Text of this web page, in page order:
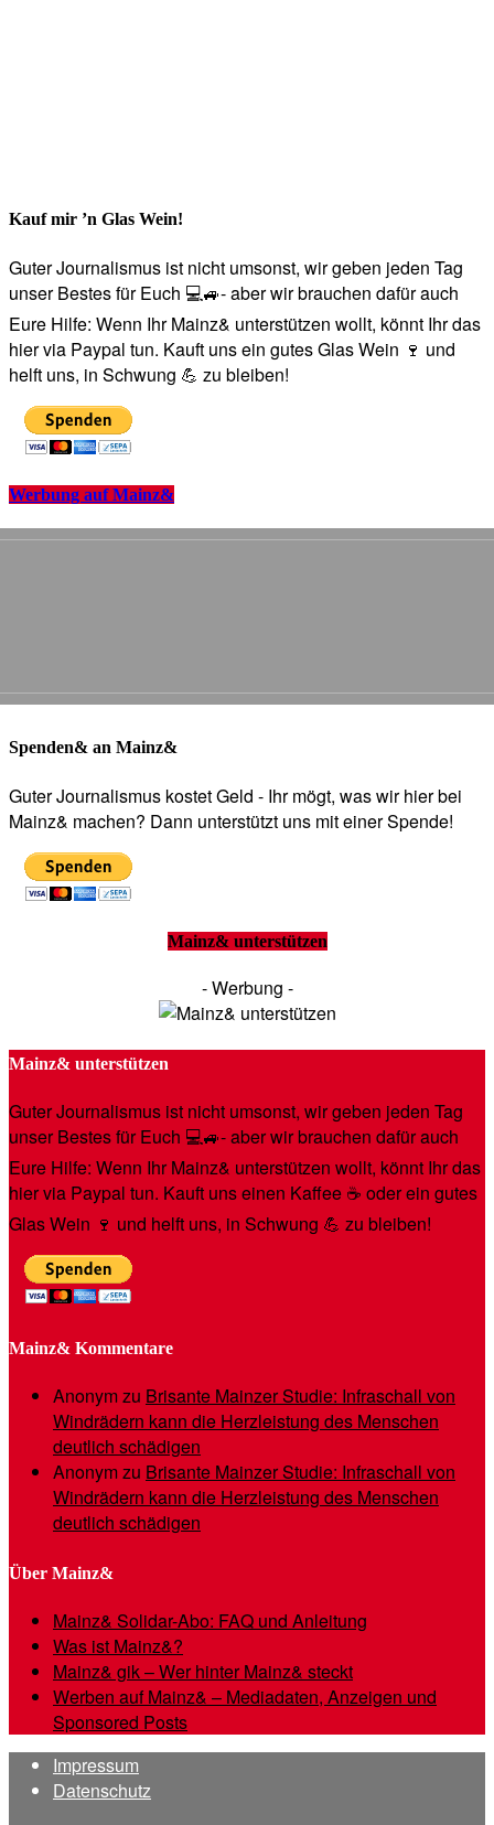
Kauf mir ’n Glas Wein!
Guter Journalismus ist nicht umsonst, wir geben jeden Tag
unser Bestes für Euch 💻🚙- aber wir brauchen dafür auch
Eure Hilfe: Wenn Ihr Mainz& unterstützen wollt, könnt Ihr das
hier via Paypal tun. Kauft uns ein gutes Glas Wein 🍷 und
helft uns, in Schwung 💪 zu bleiben!
Werbung auf Mainz&
Spenden& an Mainz&
Guter Journalismus kostet Geld - Ihr mögt, was wir hier bei
Mainz& machen? Dann unterstützt uns mit einer Spende!
Mainz& unterstützen
- Werbung -
Mainz& unterstützen
Guter Journalismus ist nicht umsonst, wir geben jeden Tag
unser Bestes für Euch 💻🚙- aber wir brauchen dafür auch
Eure Hilfe: Wenn Ihr Mainz& unterstützen wollt, könnt Ihr das
hier via Paypal tun. Kauft uns einen Kaffee ☕️ oder ein gutes
Glas Wein 🍷 und helft uns, in Schwung 💪 zu bleiben!
Mainz& Kommentare
Anonymzu Brisante Mainzer Studie: Infraschall von
Windrädern kann die Herzleistung des Menschen
deutlich schädigen
Anonymzu Brisante Mainzer Studie: Infraschall von
Windrädern kann die Herzleistung des Menschen
deutlich schädigen
Über Mainz&
Mainz& Solidar-Abo: FAQ und Anleitung
Was ist Mainz&?
Mainz& gik – Wer hinter Mainz& steckt
Werben auf Mainz& – Mediadaten, Anzeigen und
Sponsored Posts
Impressum
Datenschutz